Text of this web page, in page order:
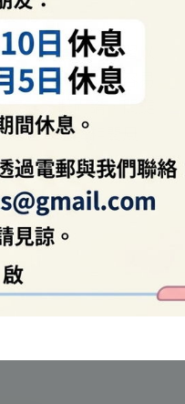
嗎？
聽到「照燈」或「照
並非所有黃疸都需要
及效果，均需根據實